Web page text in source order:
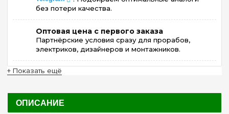
без потери качества.
Оптовая цена с первого заказа
Партнёрские условия сразу для прорабов,
электриков, дизайнеров и монтажников.
+ Показать ещё
ОПИСАНИЕ